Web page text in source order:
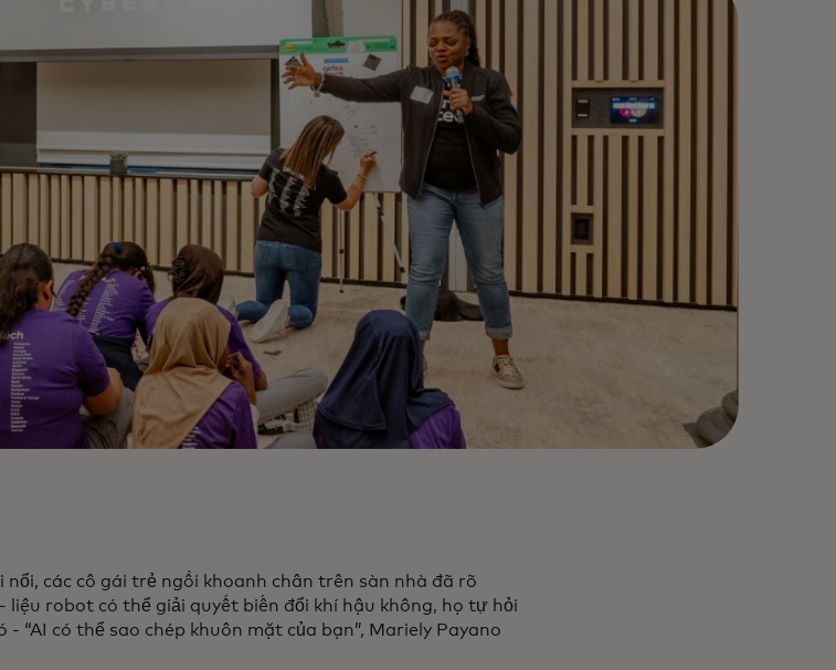
nổi, các cô gái trẻ ngồi khoanh chân trên sàn nhà đã rõ
liệu robot có thể giải quyết biến đổi khí hậu không, họ tự hỏi
- “AI có thể sao chép khuôn mặt của bạn”, Mariely Payano